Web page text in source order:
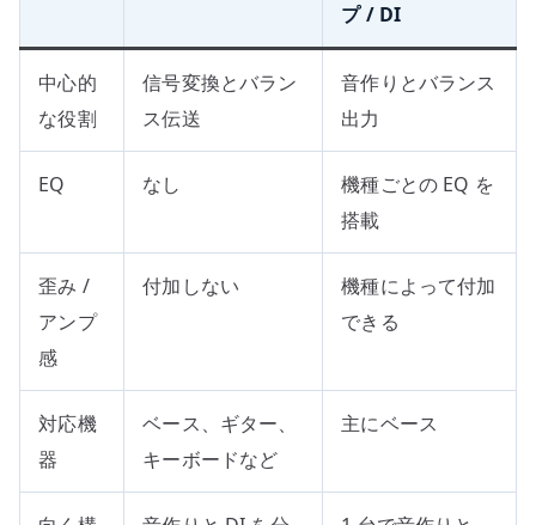
プ / DI
中心的
な役割
信号変換とバラン
ス伝送
音作りとバランス
出力
EQ なし
機種ごとの EQ を
搭載
歪み /
アンプ
感
付加しない
機種によって付加
できる
対応機
器
ベース、ギター、
キーボードなど
主にベース